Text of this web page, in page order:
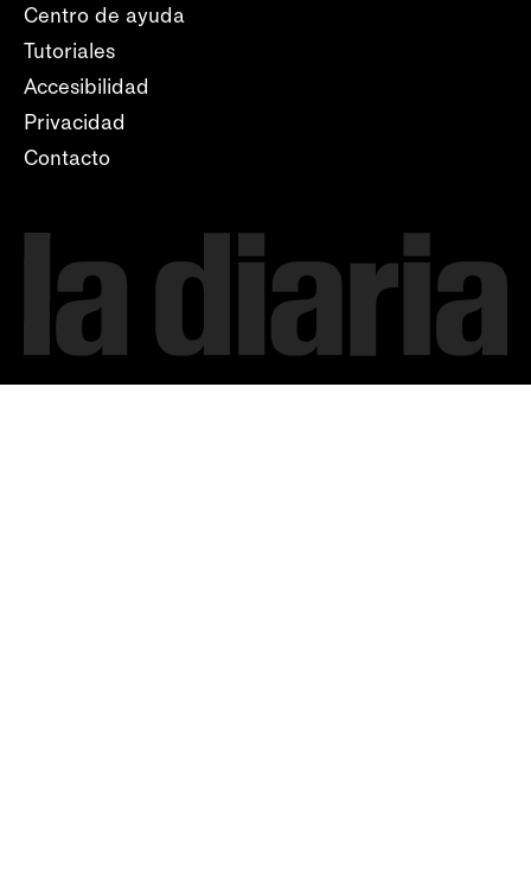
Centro de ayuda
Tutoriales
Accesibilidad
Privacidad
Contacto